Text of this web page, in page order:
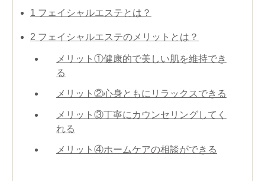
1 ​​フェイシャルエステとは？
2 フェイシャルエステのメリットとは？
メリット①健康的で美しい肌を維持でき
る
メリット②心身ともにリラックスできる
メリット③丁寧にカウンセリングしてく
れる
メリット④ホームケアの​相談ができる